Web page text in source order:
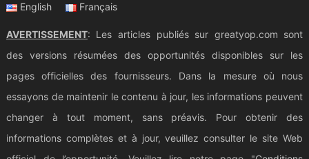
English Français
AVERTISSEMENT: Les articles publiés sur greatyop.com sont
des versions résumées des opportunités disponibles sur les
pages officielles des fournisseurs. Dans la mesure où nous
essayons de maintenir le contenu à jour, les informations peuvent
changer à tout moment, sans préavis. Pour obtenir des
informations complètes et à jour, veuillez consulter le site Web